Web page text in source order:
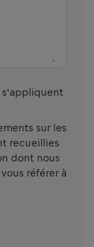
s’appliquent
sur les
recueillies
dont nous
référer à